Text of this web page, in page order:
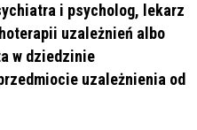
i psycholog, lekarz
uzależnień albo
w dziedzinie
uzależnienia od